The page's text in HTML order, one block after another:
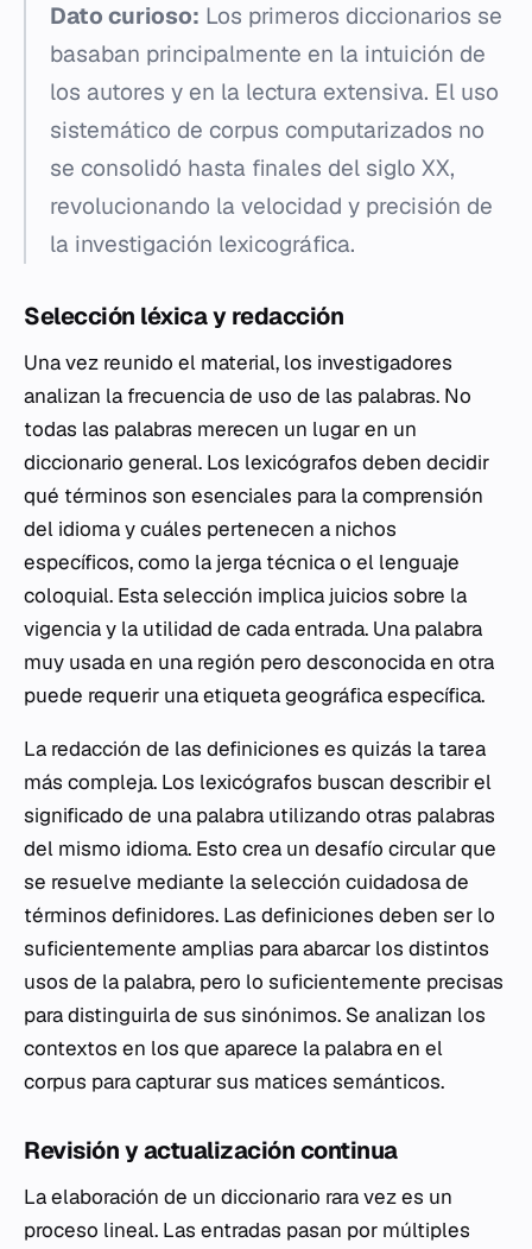
Dato curioso: Los primeros diccionarios se
basaban principalmente en la intuición de
los autores y en la lectura extensiva. El uso
sistemático de corpus computarizados no
se consolidó hasta finales del siglo XX,
revolucionando la velocidad y precisión de
la investigación lexicográfica.
Selección léxica y redacción
Una vez reunido el material, los investigadores
analizan la frecuencia de uso de las palabras. No
todas las palabras merecen un lugar en un
diccionario general. Los lexicógrafos deben decidir
qué términos son esenciales para la comprensión
del idioma y cuáles pertenecen a nichos
específicos, como la jerga técnica o el lenguaje
coloquial. Esta selección implica juicios sobre la
vigencia y la utilidad de cada entrada. Una palabra
muy usada en una región pero desconocida en otra
puede requerir una etiqueta geográfica específica.
La redacción de las definiciones es quizás la tarea
más compleja. Los lexicógrafos buscan describir el
significado de una palabra utilizando otras palabras
del mismo idioma. Esto crea un desafío circular que
se resuelve mediante la selección cuidadosa de
términos definidores. Las definiciones deben ser lo
suficientemente amplias para abarcar los distintos
usos de la palabra, pero lo suficientemente precisas
para distinguirla de sus sinónimos. Se analizan los
contextos en los que aparece la palabra en el
corpus para capturar sus matices semánticos.
Revisión y actualización continua
La elaboración de un diccionario rara vez es un
proceso lineal. Las entradas pasan por múltiples